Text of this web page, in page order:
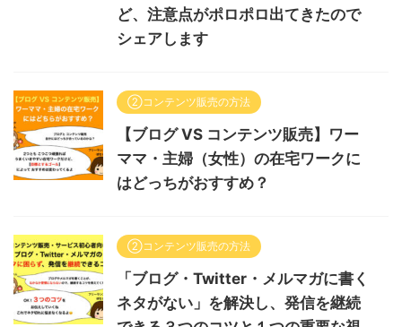
ど、注意点がポロポロ出てきたので
シェアします
②コンテンツ販売の方法
【ブログ VS コンテンツ販売】ワー
ママ・主婦（女性）の在宅ワークに
はどっちがおすすめ？
②コンテンツ販売の方法
「ブログ・Twitter・メルマガに書く
ネタがない」を解決し、発信を継続